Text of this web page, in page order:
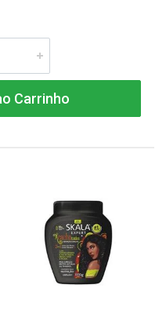
Carrinho